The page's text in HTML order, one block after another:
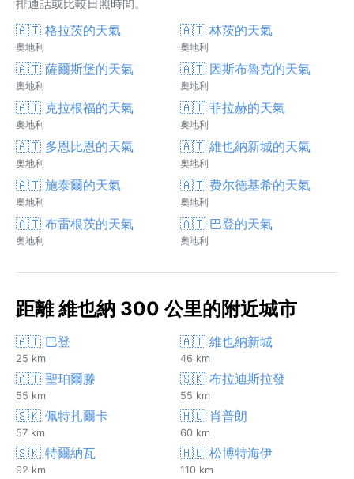
排通話或比較日照時間。
🇦🇹 格拉茨的天氣
奧地利
🇦🇹 林茨的天氣
奧地利
🇦🇹 薩爾斯堡的天氣
奧地利
🇦🇹 因斯布魯克的天氣
奧地利
🇦🇹 克拉根福的天氣
奧地利
🇦🇹 菲拉赫的天氣
奧地利
🇦🇹 多恩比恩的天氣
奧地利
🇦🇹 維也納新城的天氣
奧地利
🇦🇹 施泰爾的天氣
奧地利
🇦🇹 费尔德基希的天氣
奧地利
🇦🇹 布雷根茨的天氣
奧地利
🇦🇹 巴登的天氣
奧地利
距離 維也納 300 公里的附近城市
🇦🇹 巴登
25 km
🇦🇹 維也納新城
46 km
🇦🇹 聖珀爾滕
55 km
🇸🇰 布拉迪斯拉發
55 km
🇸🇰 佩特扎爾卡
57 km
🇭🇺 肖普朗
60 km
🇸🇰 特爾納瓦
92 km
🇭🇺 松博特海伊
110 km